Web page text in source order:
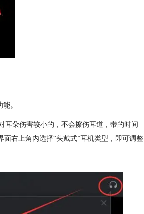
。
耳朵伤害较小的，不会擦伤耳道，带的时间
右上角内选择“头戴式”耳机类型，即可调整